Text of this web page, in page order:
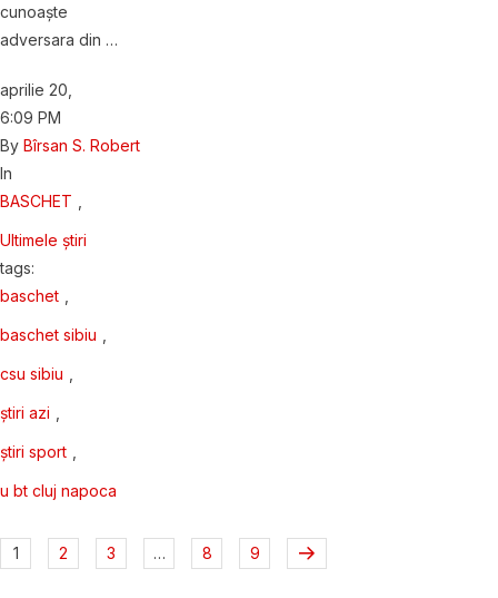
cunoaște
adversara din …
aprilie 20
6:09 PM
By Bîrsan S. Robert
In
BASCHET
Ultimele știri
tags:
baschet
baschet sibiu
csu sibiu
știri azi
știri sport
u bt cluj napoca
1 2 3 … 8 9